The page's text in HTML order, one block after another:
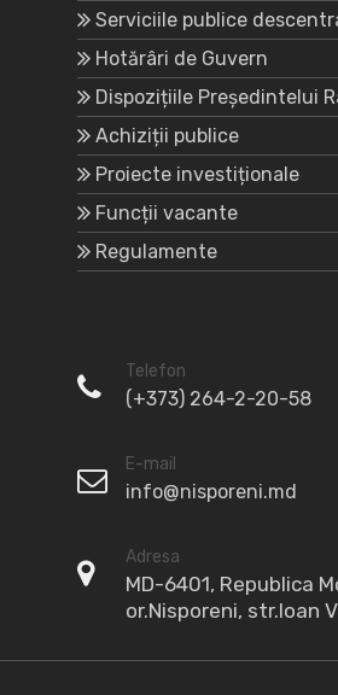
Serviciile publice
Hotărâri de Guvern
Dispozițiile Președintelui
Achiziții publice
Proiecte investiționale
Funcții vacante
Regulamente
Telefon
(+373) 264-2-20-58
E-mail
info@nisporeni.md
Adresa
MD-6401, Republica
or.Nisporeni, str.Ioan